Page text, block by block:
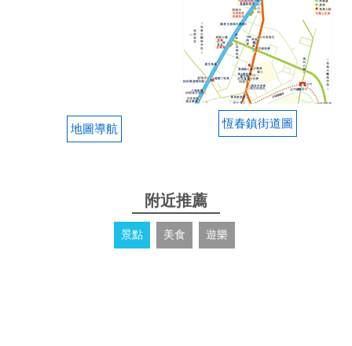
地圖導航 恆春鎮街道圖
附近推薦
景點 美食 遊樂